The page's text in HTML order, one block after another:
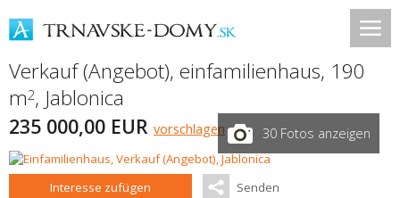
Verkauf (Angebot), einfamilienhaus, 190
m2, Jablonica
235 000,00 EUR vorschlagen 30 Fotos anzeigen
Interesse zufügen Senden